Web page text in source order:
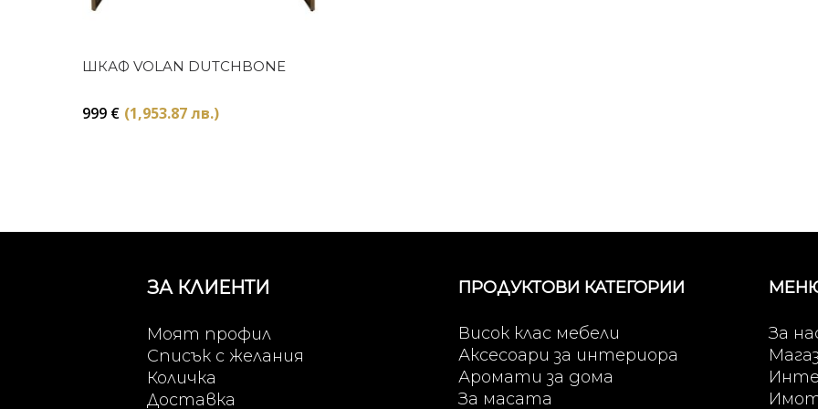
Купи
ШКАФ VOLAN DUTCHBONE
999 € (1,953.87 лв.)
ЗА КЛИЕНТИ
Моят профил
Списък с желания
Количка
Доставка
ПРОДУКТОВИ КАТЕГОРИИ
Висок клас мебели
Аксесоари за интериора
Аромати за дома
За масата
За